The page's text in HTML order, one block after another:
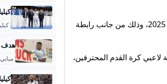
من ناحية أخرى، تستضيف مدينة “مانشستر” اليوم الثلاثاء، حفل توزيع جوائز الأفضل عن الموسم الماضي 2024 – 2025، وذلك من جانب رابطة
أفضل لاعب في إنجلترا لعام 2025، المقدمة من رابطة لاعبي كرة القدم المحترفين،
مبابي